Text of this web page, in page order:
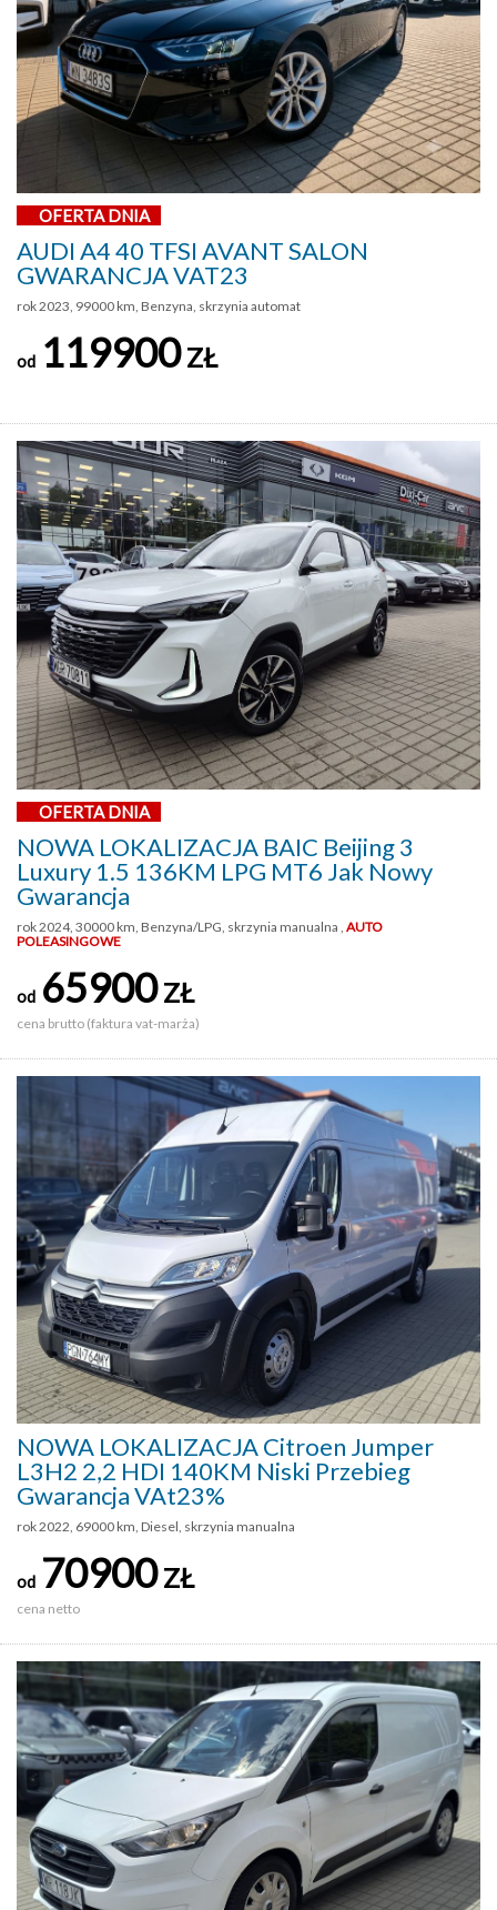
OFERTA DNIA
AUDI A4 40 TFSI AVANT SALON
GWARANCJA VAT23
rok 2023, 99000 km, Benzyna, skrzynia automat
od 119900ZŁ
OFERTA DNIA
NOWA LOKALIZACJA BAIC Beijing 3
Luxury 1.5 136KM LPG MT6 Jak Nowy
Gwarancja
rok 2024, 30000 km, Benzyna/LPG, skrzynia manualna , AUTO
POLEASINGOWE
od 65900ZŁ
cena brutto (faktura vat-marża)
NOWA LOKALIZACJA Citroen Jumper
L3H2 2,2 HDI 140KM Niski Przebieg
Gwarancja VAt23%
rok 2022, 69000 km, Diesel, skrzynia manualna
od 70900ZŁ
cena netto